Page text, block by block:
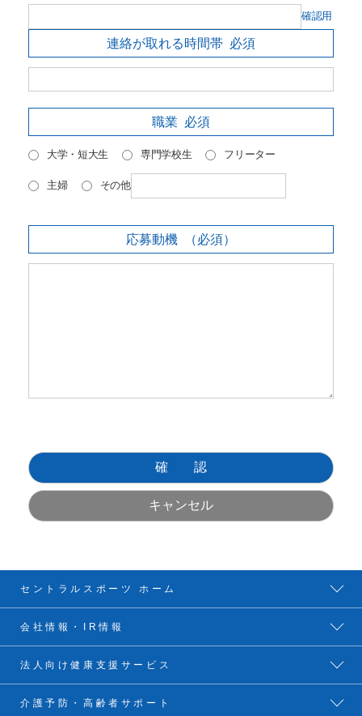
確認用
連絡が取れる時間帯 必須
職業 必須
大学・短大生 専門学校生 フリーター
主婦 その他
応募動機 （必須）
セントラルスポーツ ホーム
会社情報・IR情報
法人向け健康支援サービス
介護予防・高齢者サポート